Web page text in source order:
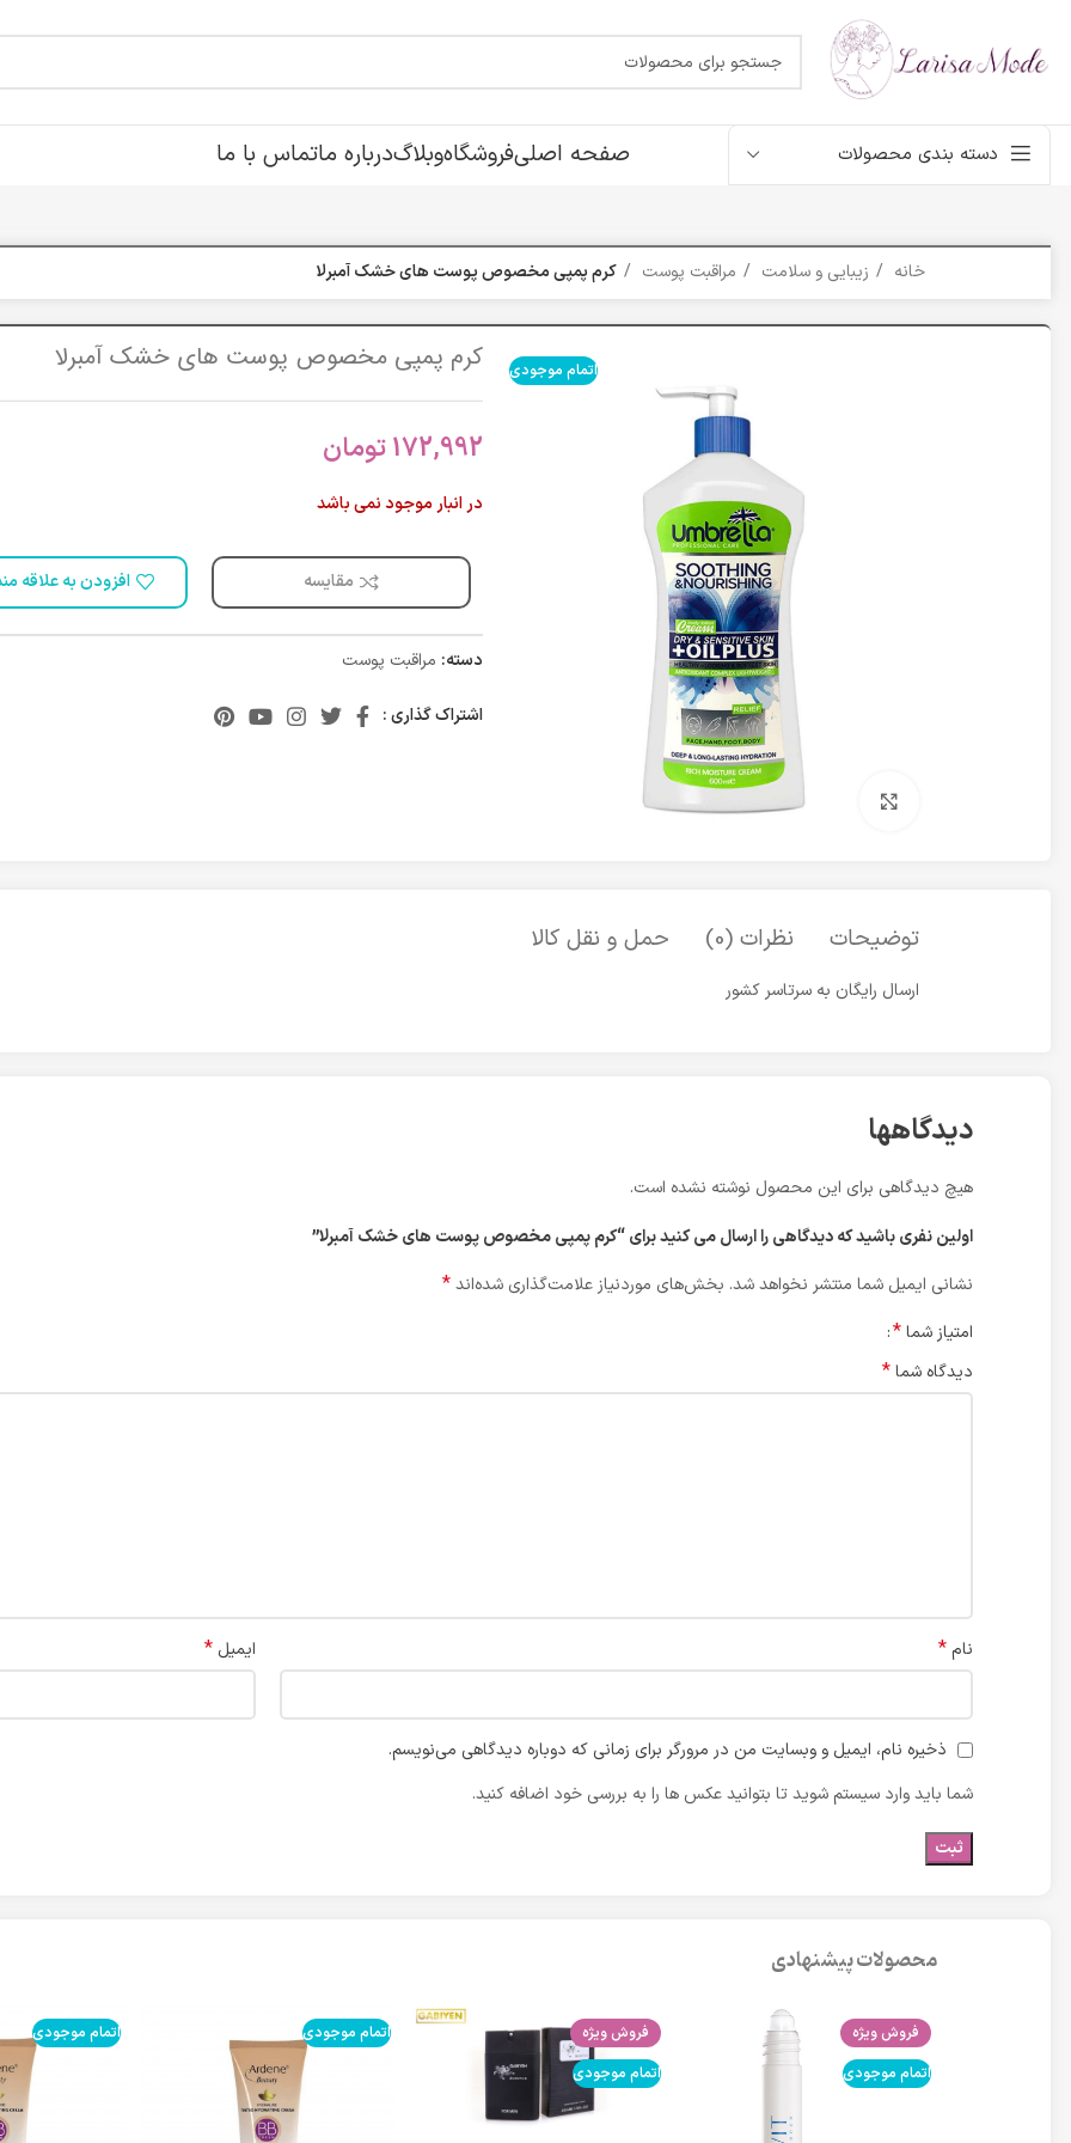
دسته بندی محصولات صفحه اصلیفروشگاهوبلاگدرباره ماتماس با ما
خانه زیبایی و سلامت مراقبت پوست کرم پمپي مخصوص پوست هاي خشک آمبرلا
اتمام موجودی
برای بزرگنمایی کلیک کنید
کرم پمپي مخصوص پوست هاي خشک آمبرلا
172,992تومان
در انبار موجود نمی باشد
مقایسه افزودن به علاقه
دسته: مراقبت پوست
اشتراک گذاری :
توضیحات نظرات (0) حمل و نقل کالا
ارسال رایگان به سرتاسر کشور
دیدگاهها
هیچ دیدگاهی برای این محصول نوشته نشده است.
اولین نفری باشید که دیدگاهی را ارسال می کنید برای “کرم پمپي مخصوص پوست هاي خشک آمبرلا”
نشانی ایمیل شما منتشر نخواهد شد. بخش‌های موردنیاز علامت‌گذاری شده‌اند*
امتیاز شما*
دیدگاه شما*
نام * ایمیل *
ذخیره نام، ایمیل و وبسایت من در مرورگر برای زمانی که دوباره دیدگاهی می‌نویسم.
شما باید وارد سیستم شوید تا بتوانید عکس ها را به بررسی خود اضافه کنید.
محصولات پیشنهادی
فروش ویژه
اتمام موجودی
فروش ویژه
اتمام موجودی
اتمام موجودی اتمام موجودی